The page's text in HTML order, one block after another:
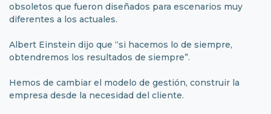
obsoletos que fueron diseñados para escenarios muy
diferentes a los actuales.
Albert Einstein dijo que “si hacemos lo de siempre,
obtendremos los resultados de siempre”.
Hemos de cambiar el modelo de gestión, construir la
empresa desde la necesidad del cliente.